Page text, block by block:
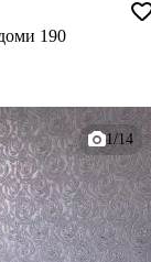
190
1/14